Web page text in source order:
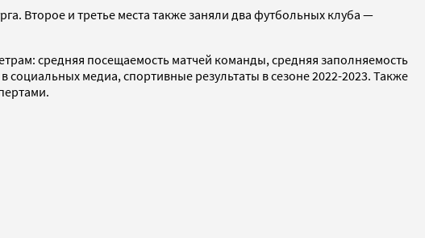
Второе и третье места также заняли два футбольных клуба —
средняя посещаемость матчей команды, средняя заполняемость
медиа, спортивные результаты в сезоне 2022-2023. Также